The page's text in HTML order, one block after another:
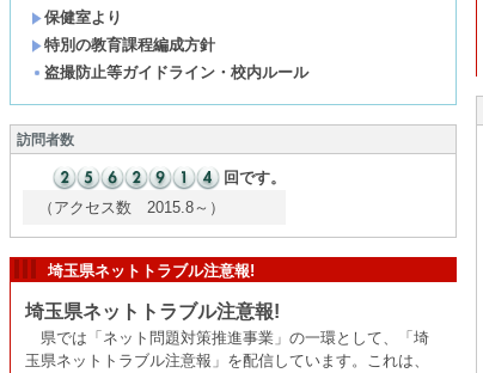
保健室より
特別の教育課程編成方針
盗撮防止等ガイドライン・校内ルール
訪問者数
回です。
（アクセス数 2015.8～）
埼玉県ネットトラブル注意報!
埼玉県ネットトラブル注意報!
県では「ネット問題対策推進事業」の一環として、「埼
玉県ネットトラブル注意報」を配信しています。これは、